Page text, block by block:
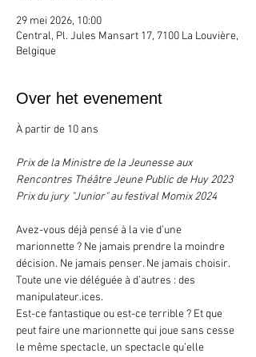
29 mei 2026, 10:00
Central, Pl. Jules Mansart 17, 7100 La Louvière,
Belgique
Over het evenement
À partir de 10 ans
Prix de la Ministre de la Jeunesse aux
Rencontres Théâtre Jeune Public de Huy 2023
Prix du jury "Junior" au festival Momix 2024
Avez-vous déjà pensé à la vie d’une
marionnette ? Ne jamais prendre la moindre
décision. Ne jamais penser. Ne jamais choisir.
Toute une vie déléguée à d’autres : des
manipulateur.ices.
Est-ce fantastique ou est-ce terrible ? Et que
peut faire une marionnette qui joue sans cesse
le même spectacle, un spectacle qu’elle